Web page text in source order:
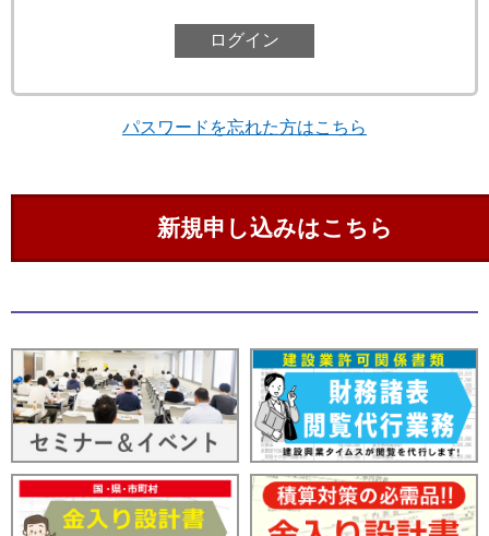
パスワードを忘れた方はこちら
新規申し込みはこちら